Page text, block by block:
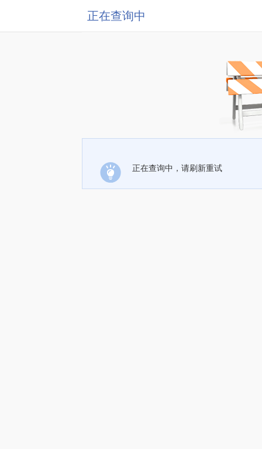
正在查询中
正在查询中，请刷新重试